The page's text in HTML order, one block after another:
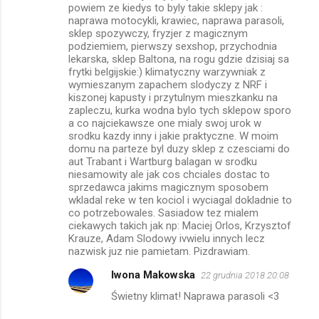
powiem ze kiedys to byly takie sklepy jak :
naprawa motocykli, krawiec, naprawa parasoli,
sklep spozywczy, fryzjer z magicznym
podziemiem, pierwszy sexshop, przychodnia
lekarska, sklep Baltona, na rogu gdzie dzisiaj sa
frytki belgijskie:) klimatyczny warzywniak z
wymieszanym zapachem slodyczy z NRF i
kiszonej kapusty i przytulnym mieszkanku na
zapleczu, kurka wodna bylo tych sklepow sporo
a co najciekawsze one mialy swoj urok w
srodku kazdy inny i jakie praktyczne. W moim
domu na parteze byl duzy sklep z czesciami do
aut Trabant i Wartburg balagan w srodku
niesamowity ale jak cos chciales dostac to
sprzedawca jakims magicznym sposobem
wkladal reke w ten kociol i wyciagal dokladnie to
co potrzebowales. Sasiadow tez mialem
ciekawych takich jak np: Maciej Orlos, Krzysztof
Krauze, Adam Slodowy ivwielu innych lecz
nazwisk juz nie pamietam. Pizdrawiam.
Iwona Makowska 22 grudnia 2018 20:08
Świetny klimat! Naprawa parasoli <3